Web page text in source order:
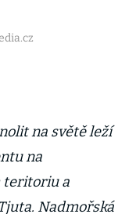
na světě leží
na
teritoriu a
Nadmořská